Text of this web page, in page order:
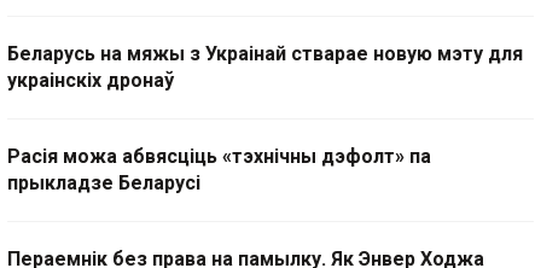
Беларусь на мяжы з Украінай стварае новую мэту для
украінскіх дронаў
Расія можа абвясціць «тэхнічны дэфолт» па
прыкладзе Беларусі
Пераемнік без права на памылку. Як Энвер Ходжа